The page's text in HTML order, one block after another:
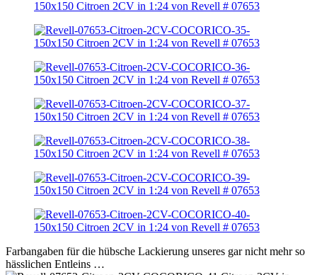
Farbangaben für die hübsche Lackierung unseres gar nicht mehr so
hässlichen Entleins …